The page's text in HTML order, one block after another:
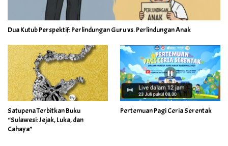
Dua Kutub Perspektif: Perlindungan Guru vs. Perlindungan Anak
Satupena Terbitkan Buku
“Sulawesi: Jejak, Luka, dan
Cahaya”
Pertemuan Pagi Ceria Serentak